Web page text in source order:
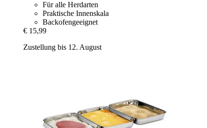
Für alle Herdarten
Praktische Innenskala
Backofengeeignet
€ 15,99
Zustellung bis 12. August